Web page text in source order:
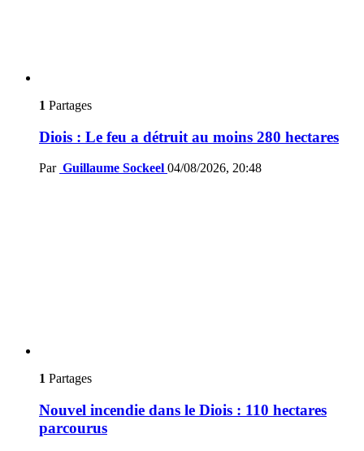
1 Partages
Diois : Le feu a détruit au moins 280 hectares
Par Guillaume Sockeel 04/08/2026, 20:48
1 Partages
Nouvel incendie dans le Diois : 110 hectares
parcourus